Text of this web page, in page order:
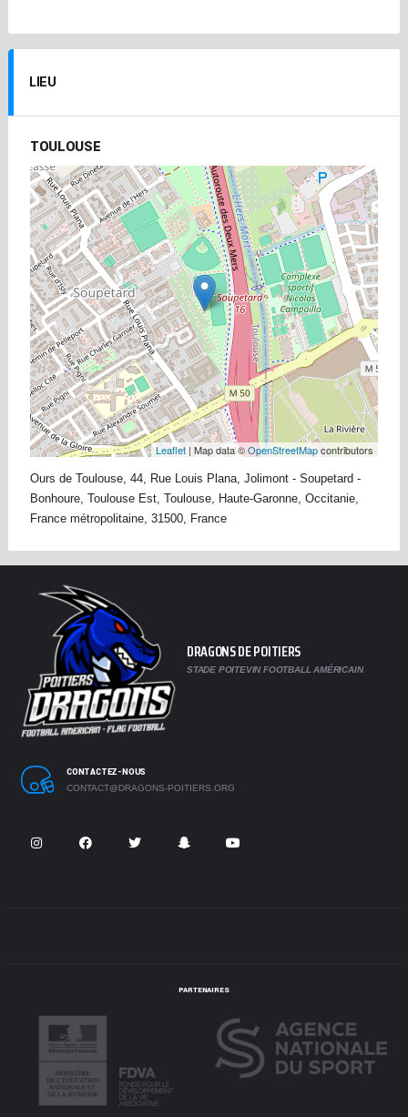
LIEU
TOULOUSE
Leaflet | Map data ©OpenStreetMapcontributors
Ours de Toulouse, 44, Rue Louis Plana, Jolimont - Soupetard -
Bonhoure, Toulouse Est, Toulouse, Haute-Garonne, Occitanie,
France métropolitaine, 31500, France
DRAGONS DE POITIERS
STADE POITEVIN FOOTBALL AMÉRICAIN
CONTACTEZ-NOUS
CONTACT@DRAGONS-POITIERS.ORG
PARTENAIRES